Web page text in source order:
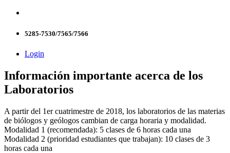
5285-7530/7565/7566
Login
Información importante acerca de los
Laboratorios
A partir del 1er cuatrimestre de 2018, los laboratorios de las materias
de biólogos y geólogos cambian de carga horaria y modalidad.
Modalidad 1 (recomendada): 5 clases de 6 horas cada una
Modalidad 2 (prioridad estudiantes que trabajan): 10 clases de 3
horas cada una